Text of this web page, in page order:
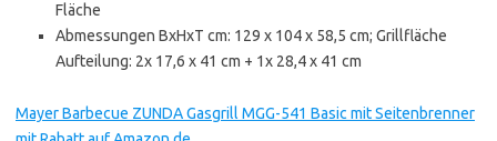
Fläche
Abmessungen BxHxT cm: 129 x 104 x 58,5 cm; Grillfläche
Aufteilung: 2x 17,6 x 41 cm + 1x 28,4 x 41 cm
Mayer Barbecue ZUNDA Gasgrill MGG-541 Basic mit Seitenbrenner